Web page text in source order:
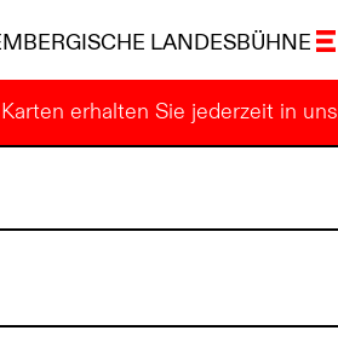
LANDESBÜHNE
erhalten Sie jederzeit in